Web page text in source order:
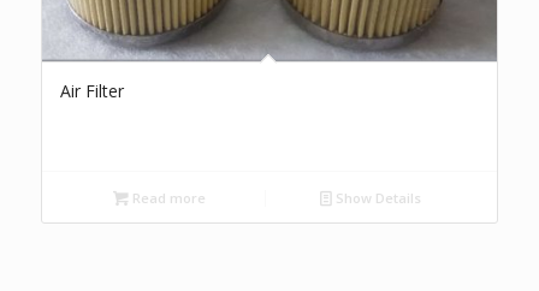
Air Filter
Read more Show Details